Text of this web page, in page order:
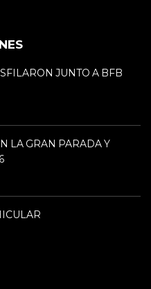
JUNTO A BFB
LA GRAN PARADA Y